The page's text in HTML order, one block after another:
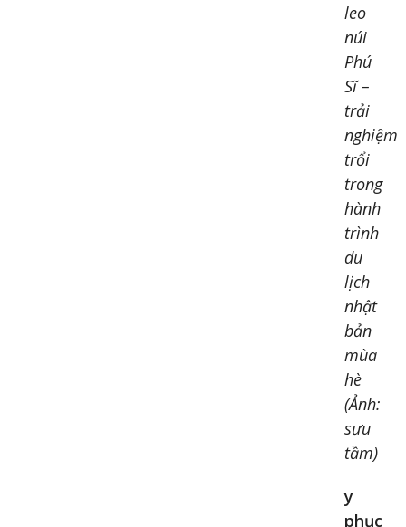
leo
núi
Phú
Sĩ –
trải
nghiệm
trổi
trong
hành
trình
du
lịch
nhật
bản
mùa
hè
(Ảnh:
sưu
tầm)
y
phục